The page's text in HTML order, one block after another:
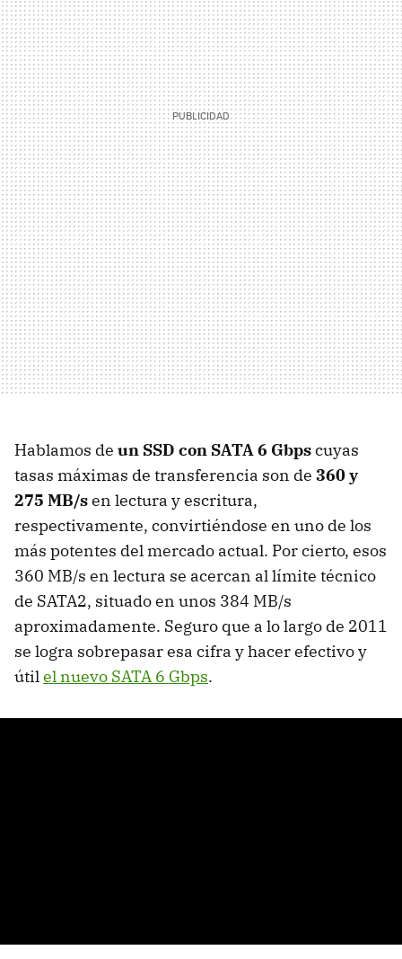
Hablamos de un SSD con SATA6 Gbpscuyas
tasas máximas de transferencia son de 360 y
275 MB/sen lectura y escritura,
respectivamente, convirtiéndose en uno de los
más potentes del mercado actual. Por cierto, esos
360 MB/s en lectura se acercan al límite técnico
de SATA2, situado en unos 384 MB/s
aproximadamente. Seguro que a lo largo de 2011
se logra sobrepasar esa cifra y hacer efectivo y
útilel nuevo SATA 6 Gbps.